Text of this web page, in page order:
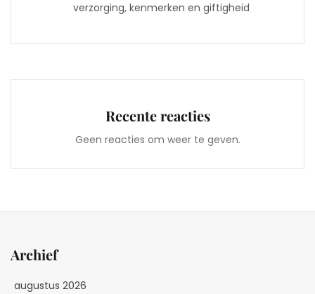
verzorging, kenmerken en giftigheid
Recente reacties
Geen reacties om weer te geven.
Archief
augustus 2026